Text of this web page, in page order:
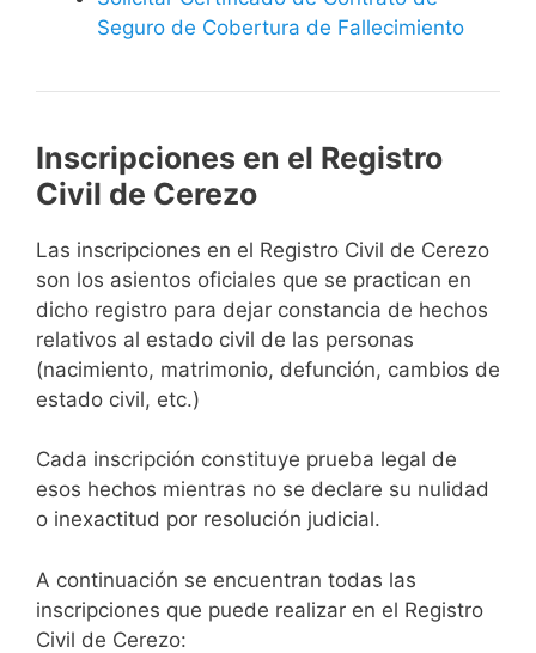
Seguro de Cobertura de Fallecimiento
Inscripciones en el Registro
Civil de Cerezo
Las inscripciones en el Registro Civil de Cerezo
son los asientos oficiales que se practican en
dicho registro para dejar constancia de hechos
relativos al estado civil de las personas
(nacimiento, matrimonio, defunción, cambios de
estado civil, etc.)
Cada inscripción constituye prueba legal de
esos hechos mientras no se declare su nulidad
o inexactitud por resolución judicial.
A continuación se encuentran todas las
inscripciones que puede realizar en el Registro
Civil de Cerezo: